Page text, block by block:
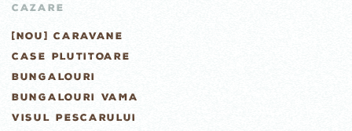
CAZARE
[NOU] CARAVANE
CASE PLUTITOARE
BUNGALOURI
BUNGALOURI VAMA
VISUL PESCARULUI